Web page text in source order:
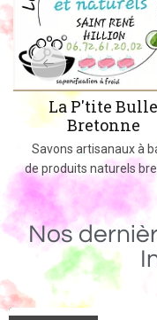
L'Ile aux
Fabricateur de
en branche d'arbres
Nos